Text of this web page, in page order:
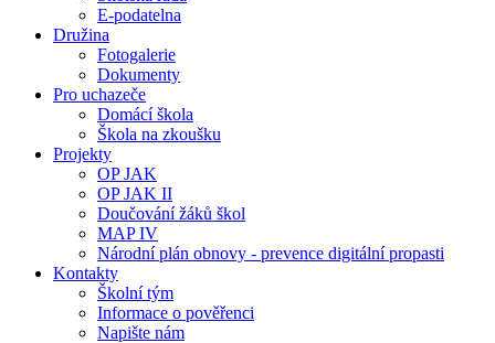
E-podatelna
Družina
Fotogalerie
Dokumenty
Pro uchazeče
Domácí škola
Škola na zkoušku
Projekty
OP JAK
OP JAK II
Doučování žáků škol
MAP IV
Národní plán obnovy - prevence digitální propasti
Kontakty
Školní tým
Informace o pověřenci
Napište nám